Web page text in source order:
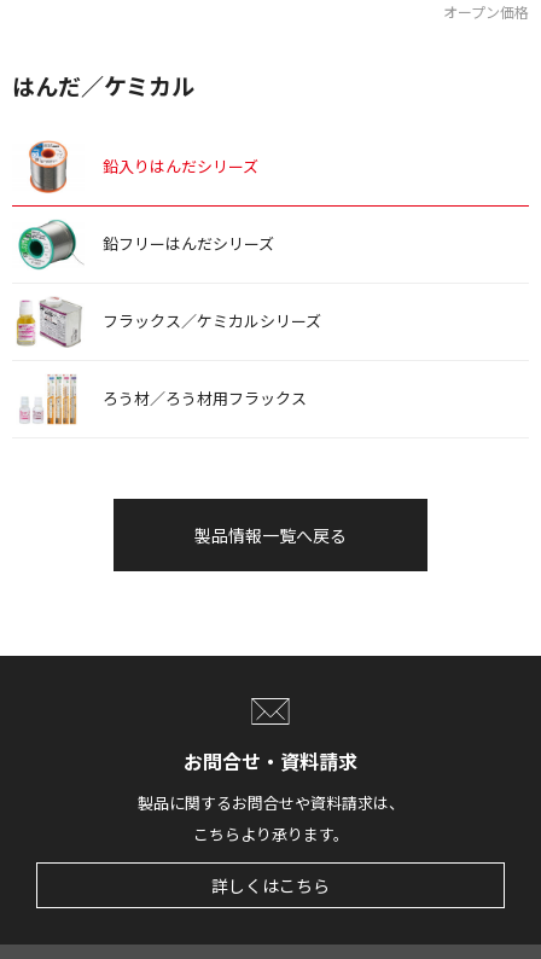
オープン価格
はんだ／ケミカル
鉛入りはんだシリーズ
鉛フリーはんだシリーズ
フラックス／ケミカルシリーズ
ろう材／ろう材用フラックス
製品情報一覧へ戻る
お問合せ・資料請求
製品に関するお問合せや資料請求は、
こちらより承ります。
詳しくはこちら